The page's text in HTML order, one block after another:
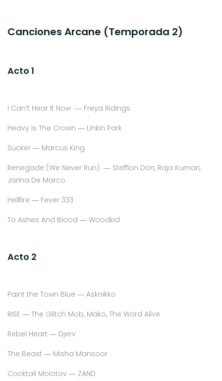
Canciones Arcane (Temporada 2)
Acto 1
I Can’t Hear It Now ― Freya Ridings
Heavy Is The Crown ― Linkin Park
Sucker ― Marcus King
Renegade (We Never Run) ― Stefflon Don, Raja Kumari,
Jarina De Marco
Hellfire ― Fever 333
To Ashes And Blood ― Woodkid
Acto 2
Paint the Town Blue ― Asknikko
RISE ― The Glitch Mob, Mako, The Word Alive
Rebel Heart ― Djerv
The Beast ― Misha Mansoor
Cocktail Molotov ― ZAND